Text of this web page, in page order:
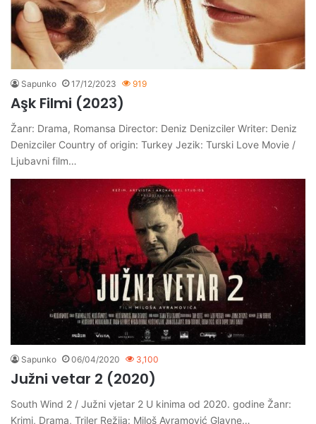
Sapunko 17/12/2023 919
Aşk Filmi (2023)
Žanr: Drama, Romansa Director: Deniz Denizciler Writer: Deniz
Denizciler Country of origin: Turkey Jezik: Turski Love Movie /
Ljubavni film…
Sapunko 06/04/2020 3,100
Južni vetar 2 (2020)
South Wind 2 / Južni vjetar 2 U kinima od 2020. godine Žanr:
Krimi, Drama, Triler Režija: Miloš Avramović Glavne…